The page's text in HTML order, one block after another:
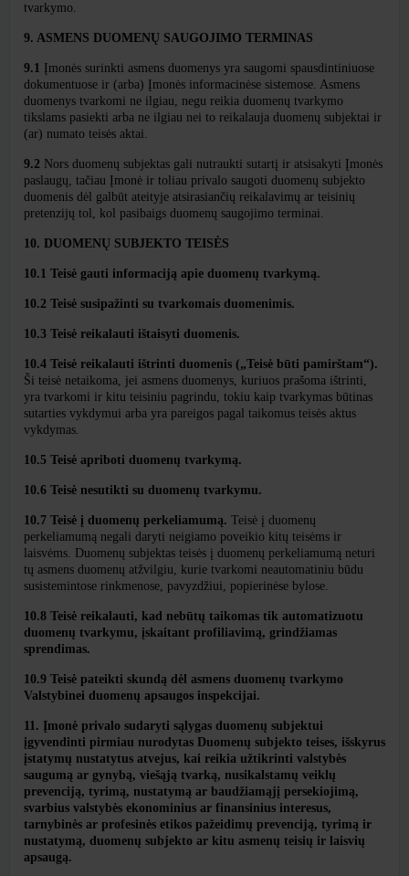
tvarkymo.
9. ASMENS DUOMENŲ SAUGOJIMO TERMINAS
9.1 Įmonės surinkti asmens duomenys yra saugomi spausdintiniuose
dokumentuose ir (arba) Įmonės informacinėse sistemose. Asmens
duomenys tvarkomi ne ilgiau, negu reikia duomenų tvarkymo
tikslams pasiekti arba ne ilgiau nei to reikalauja duomenų subjektai ir
(ar) numato teisės aktai.
9.2 Nors duomenų subjektas gali nutraukti sutartį ir atsisakyti Įmonės
paslaugų, tačiau Įmonė ir toliau privalo saugoti duomenų subjekto
duomenis dėl galbūt ateityje atsirasiančių reikalavimų ar teisinių
pretenzijų tol, kol pasibaigs duomenų saugojimo terminai.
10. DUOMENŲ SUBJEKTO TEISĖS
10.1 Teisė gauti informaciją apie duomenų tvarkymą.
10.2 Teisė susipažinti su tvarkomais duomenimis.
10.3 Teisė reikalauti ištaisyti duomenis.
10.4 Teisė reikalauti ištrinti duomenis („Teisė būti pamirštam“).
Ši teisė netaikoma, jei asmens duomenys, kuriuos prašoma ištrinti,
yra tvarkomi ir kitu teisiniu pagrindu, tokiu kaip tvarkymas būtinas
sutarties vykdymui arba yra pareigos pagal taikomus teisės aktus
vykdymas.
10.5 Teisė apriboti duomenų tvarkymą.
10.6 Teisė nesutikti su duomenų tvarkymu.
10.7 Teisė į duomenų perkeliamumą. Teisė į duomenų
perkeliamumą negali daryti neigiamo poveikio kitų teisėms ir
laisvėms. Duomenų subjektas teisės į duomenų perkeliamumą neturi
tų asmens duomenų atžvilgiu, kurie tvarkomi neautomatiniu būdu
susistemintose rinkmenose, pavyzdžiui, popierinėse bylose.
10.8 Teisė reikalauti, kad nebūtų taikomas tik automatizuotu
duomenų tvarkymu, įskaitant profiliavimą, grindžiamas
sprendimas.
10.9 Teisė pateikti skundą dėl asmens duomenų tvarkymo
Valstybinei duomenų apsaugos inspekcijai.
11. Įmonė privalo sudaryti sąlygas duomenų subjektui
įgyvendinti pirmiau nurodytas Duomenų subjekto teises, išskyrus
įstatymų nustatytus atvejus, kai reikia užtikrinti valstybės
saugumą ar gynybą, viešąją tvarką, nusikalstamų veiklų
prevenciją, tyrimą, nustatymą ar baudžiamąjį persekiojimą,
svarbius valstybės ekonominius ar finansinius interesus,
tarnybinės ar profesinės etikos pažeidimų prevenciją, tyrimą ir
nustatymą, duomenų subjekto ar kitu asmenų teisių ir laisvių
apsaugą.